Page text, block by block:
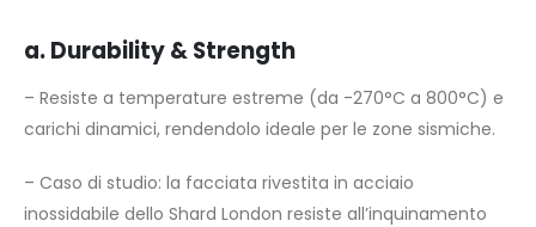
a. Durability & Strength
– Resiste a temperature estreme (da -270°C a 800°C) e
carichi dinamici, rendendolo ideale per le zone sismiche.
– Caso di studio: la facciata rivestita in acciaio
inossidabile dello Shard London resiste all’inquinamento